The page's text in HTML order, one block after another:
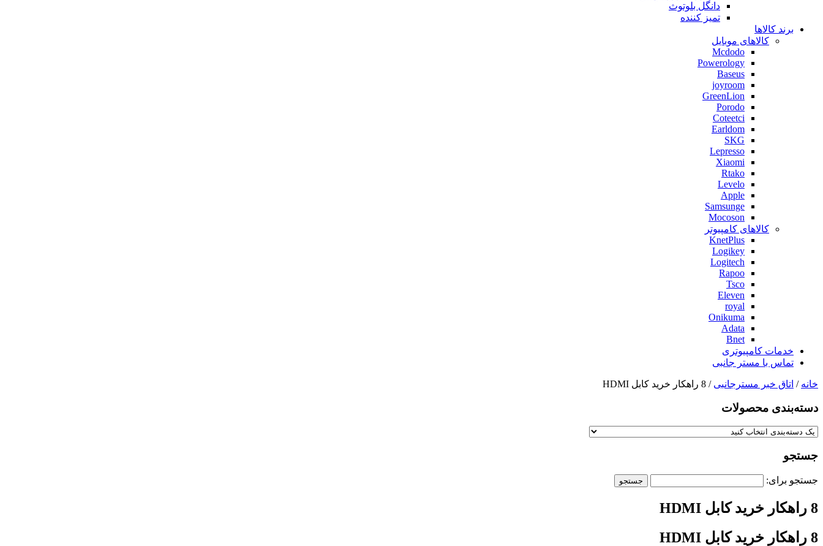
دانگل بلوتوث
تمیز کننده
برند کالاها
کالاهای موبایل
Mcdodo
Powerology
Baseus
joyroom
GreenLion
Porodo
Coteetci
Earldom
SKG
Lepresso
Xiaomi
Rtako
Levelo
Apple
Samsunge
Mocoson
کالاهای کامپیوتر
KnetPlus
Logikey
Logitech
Rapoo
Tsco
Eleven
royal
Onikuma
Adata
Bnet
خدمات کامپیوتری
تماس با مستر جانبی
خانه / اتاق خبر مسترجانبی / 8 راهکار خرید کابل HDMI
دسته‌بندی‌ محصولات
جستجو
جستجو برای:
8 راهکار خرید کابل HDMI
8 راهکار خرید کابل HDMI